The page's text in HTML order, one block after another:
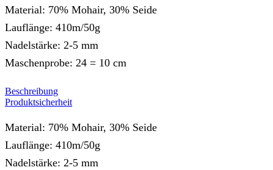
Material: 70% Mohair, 30% Seide
Lauflänge: 410m/50g
Nadelstärke: 2-5 mm
Maschenprobe: 24 = 10 cm
Beschreibung
Produktsicherheit
Material: 70% Mohair, 30% Seide
Lauflänge: 410m/50g
Nadelstärke: 2-5 mm